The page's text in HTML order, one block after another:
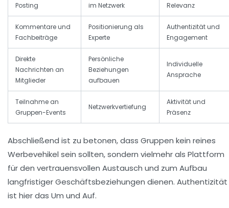
Posting
im Netzwerk
Relevanz
Kommentare und
Fachbeiträge
Positionierung als
Experte
Authentizität und
Engagement
Direkte
Nachrichten an
Mitglieder
Persönliche
Beziehungen
aufbauen
Individuelle
Ansprache
Teilnahme an
Gruppen-Events
Netzwerkvertiefung
Aktivität und
Präsenz
Abschließend ist zu betonen, dass Gruppen kein reines
Werbevehikel sein sollten, sondern vielmehr als Plattform
für den vertrauensvollen Austausch und zum Aufbau
langfristiger Geschäftsbeziehungen dienen. Authentizität
ist hier das Um und Auf.